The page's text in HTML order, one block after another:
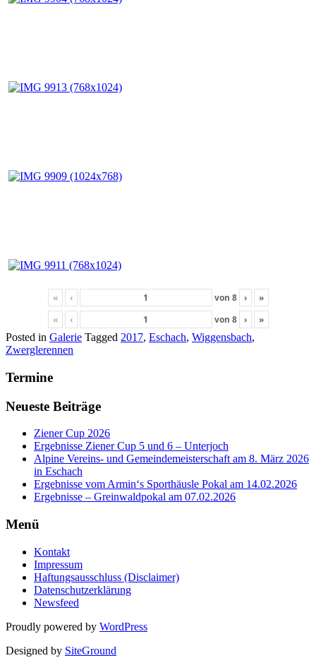
« ‹ von 8 ›
»
«
‹ von 8 ›
»
Posted in Galerie Tagged 2017, Eschach, Wiggensbach,
Zwerglerennen
Termine
Neueste Beiträge
Ziener Cup 2026
Ergebnisse Ziener Cup 5 und 6 – Unterjoch
Alpine Vereins- und Gemeindemeisterschaft am 8. März 2026
in Eschach
Ergebnisse vom Armin‘s Sporthäusle Pokal am 14.02.2026
Ergebnisse – Greinwaldpokal am 07.02.2026
Menü
Kontakt
Impressum
Haftungsausschluss (Disclaimer)
Datenschutzerklärung
Newsfeed
Proudly powered by WordPress
Designed by SiteGround